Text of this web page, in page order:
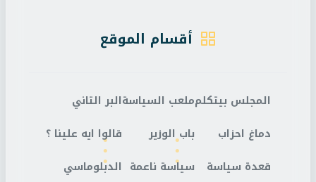
أقسام الموقع
المجلس بيتكلم
دماغ احزاب
قعدة سياسة
ملعب السياسة
باب الوزير
سياسة ناعمة
البر التاني
قالوا ايه علينا ؟
الدبلوماسي